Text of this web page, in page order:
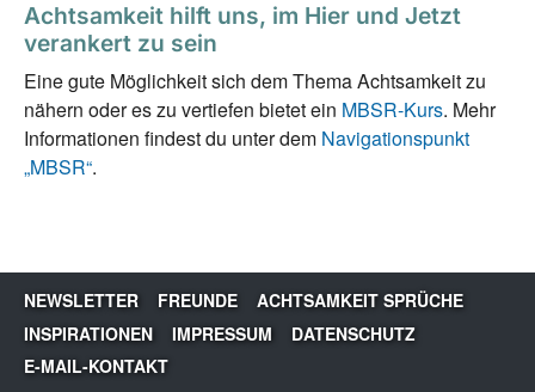
Achtsamkeit hilft uns, im Hier und Jetzt
verankert zu sein
Eine gute Möglichkeit sich dem Thema Achtsamkeit zu
nähern oder es zu vertiefen bietet ein MBSR-Kurs. Mehr
Informationen findest du unter dem Navigationspunkt
„MBSR“.
NEWSLETTER FREUNDE
ACHTSAMKEIT SPRÜCHE
INSPIRATIONEN
IMPRESSUM
DATENSCHUTZ
E-MAIL-KONTAKT